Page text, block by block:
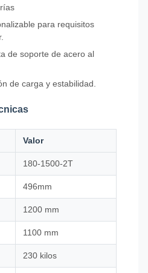
para requisitos
de soporte de acero al
de carga y estabilidad.
Valor
180-1500-2T
496mm
1200 mm
1100 mm
230 kilos